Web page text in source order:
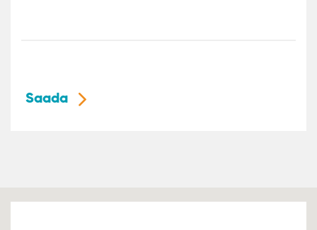
Saada